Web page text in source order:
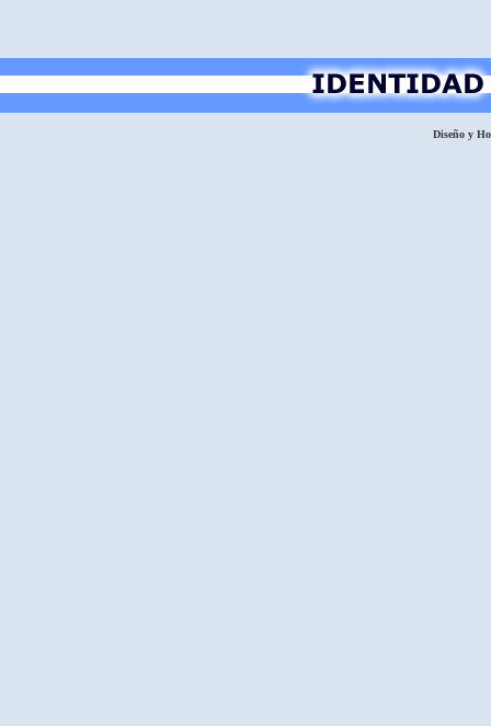
Diseño y